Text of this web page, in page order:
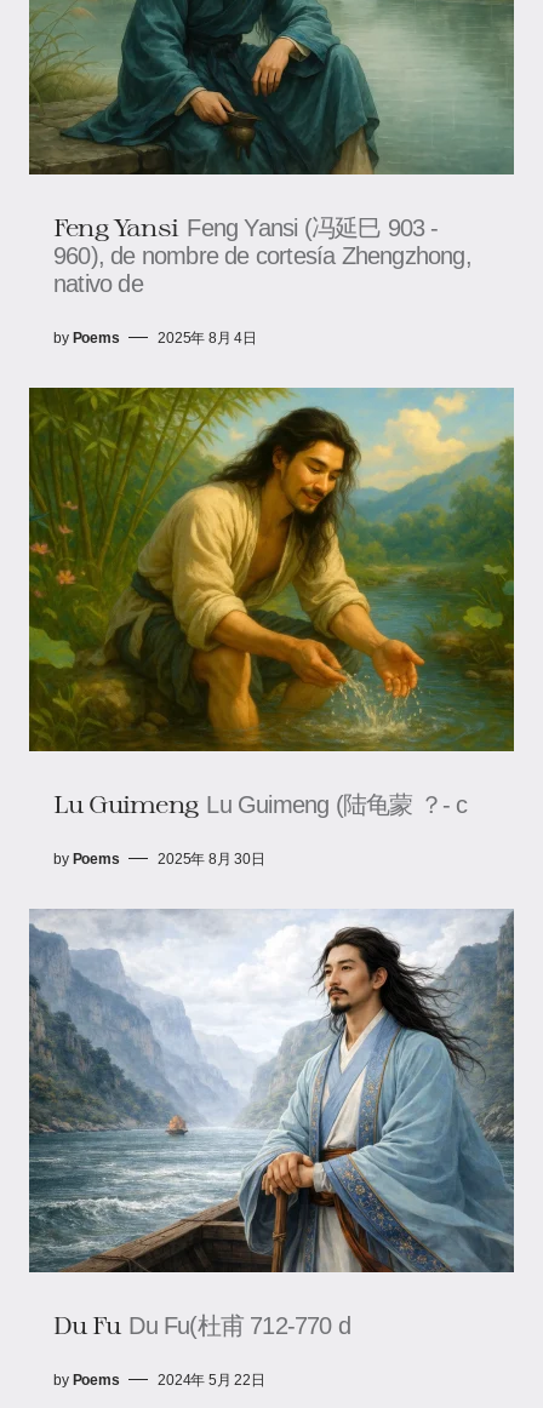
Feng Yansi Feng Yansi (冯延巳 903 -
960), de nombre de cortesía Zhengzhong,
nativo de
by Poems 2025年 8月 4日
Lu Guimeng Lu Guimeng (陆龟蒙 ？- c
by Poems 2025年 8月 30日
Du Fu Du Fu(杜甫 712-770 d
by Poems 2024年 5月 22日